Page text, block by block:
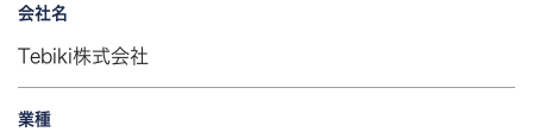
会社名
Tebiki株式会社
業種